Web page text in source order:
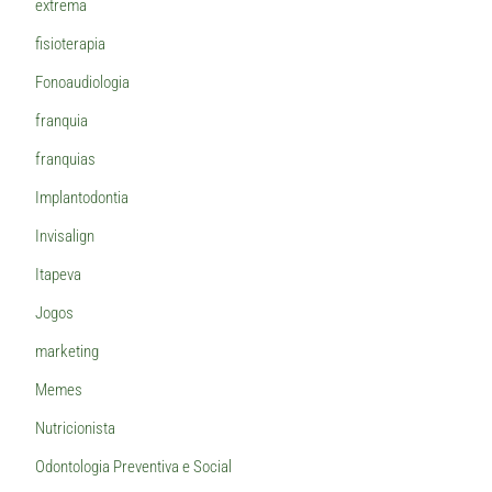
extrema
fisioterapia
Fonoaudiologia
franquia
franquias
Implantodontia
Invisalign
Itapeva
Jogos
marketing
Memes
Nutricionista
Odontologia Preventiva e Social